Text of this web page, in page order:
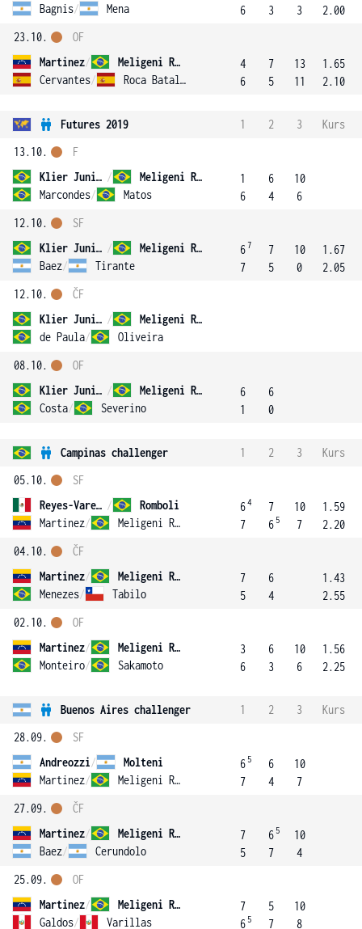
Bagnis/ Mena
6
3
3
2.00
23.10.
Martinez/
Meligeni Rodrigues Alves
Cervantes/ Roca Batalla
OF
4
6
7
5
13
11
1.65
2.10
Futures 2019 1 2 3
Kurs
13.10.
Klier Junior /
Meligeni Rodrigues Alves
Marcondes/ Matos
F
1
6
6
4
10
6
12.10.
Klier Junior /
Meligeni Rodrigues Alves
Baez/ Tirante
SF
67
7
7
5
10
0
1.67
2.05
12.10.
Klier Junior /
Meligeni Rodrigues Alves
de Paula/ Oliveira
ČF
08.10.
Klier Junior /
Meligeni Rodrigues Alves
Costa/ Severino
OF
6
1
6
0
Campinas challenger 1 2 3
Kurs
05.10.
Reyes-Varela /
Romboli
Martinez/ Meligeni Rodrigues Alves
SF
64
7
7
6 5
10
7
1.59
2.20
04.10.
Martinez/
Meligeni Rodrigues Alves
Menezes/ Tabilo
ČF
7
5
6
4
1.43
2.55
02.10.
Martinez/
Meligeni Rodrigues Alves
Monteiro/ Sakamoto
OF
3
6
6
3
10
6
1.56
2.25
Buenos Aires challenger 1 2 3
Kurs
28.09.
Andreozzi/
Molteni
Martinez/ Meligeni Rodrigues Alves
SF
6 5
7
6
4
10
7
27.09.
Martinez/
Meligeni Rodrigues Alves
Baez/ Cerundolo
ČF
7
5
6 5
7
10
4
25.09.
Martinez/
Meligeni Rodrigues Alves
Galdos/ Varillas
OF
7
6 5
5
7
10
8